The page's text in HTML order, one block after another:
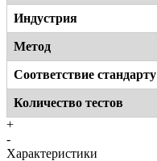
Индустрия
Метод
Соответствие стандарту
Количество тестов
+
-
Характеристики